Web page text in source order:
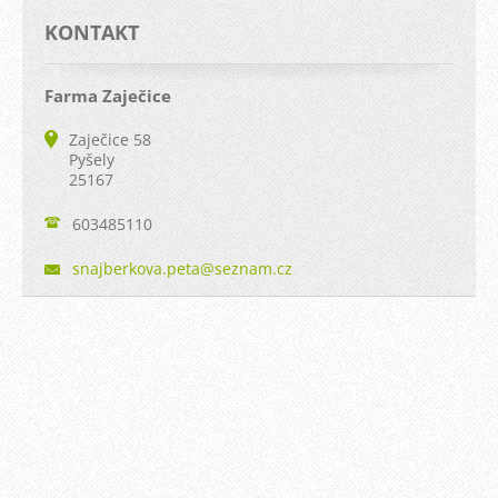
KONTAKT
Farma Zaječice
Zaječice 58
Pyšely
25167
603485110
snajberkova.peta@seznam.cz